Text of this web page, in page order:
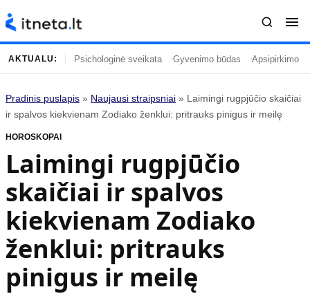
Turinys
Naujausi straipsniai
Gyvenimas
Įdomybės
Mada
Mokslas
Namai ir interjeras
Temos
Kulinarija
Technologijos
Gyvenimo būdas
Vasaros mada
Tėvai ir vaikai
Populiaru Informacija
AKTUALU: Psichologinė sveikata Gyvenimo būdas Apsipirkimo
Pradinis puslapis » Naujausi straipsniai » Laimingi rugpjūčio skaičiai
ir spalvos kiekvienam Zodiako ženklui: pritrauks pinigus ir meilę
HOROSKOPAI
Laimingi rugpjūčio
skaičiai ir spalvos
kiekvienam Zodiako
ženklui: pritrauks
pinigus ir meilę